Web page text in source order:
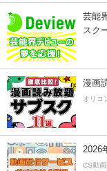
芸能
スク
漫画
オリコ
2026
CS動